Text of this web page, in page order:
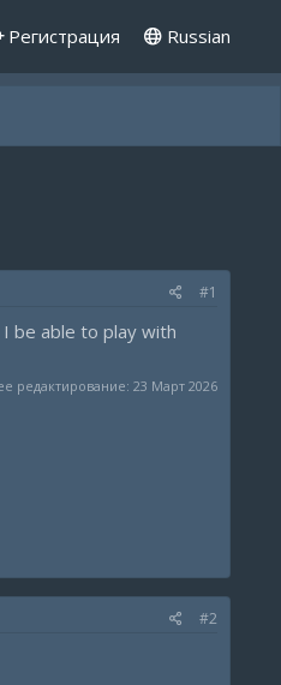
Регистрация Russian
#1
be able to play with
редактирование: 23 Март 2026
#2